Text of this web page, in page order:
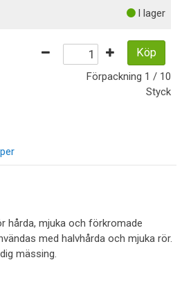
I lager
Köp
Förpackning 1 / 10
Styck
hårda, mjuka och förkromade
med halvhårda och mjuka rör.
mässing.